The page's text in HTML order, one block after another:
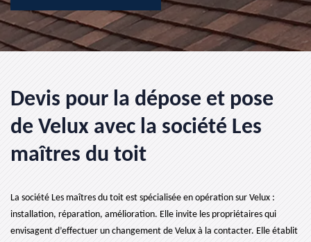
Devis pour la dépose et pose
de Velux avec la société Les
maîtres du toit
La société Les maîtres du toit est spécialisée en opération sur Velux :
installation, réparation, amélioration. Elle invite les propriétaires qui
envisagent d’effectuer un changement de Velux à la contacter. Elle établit